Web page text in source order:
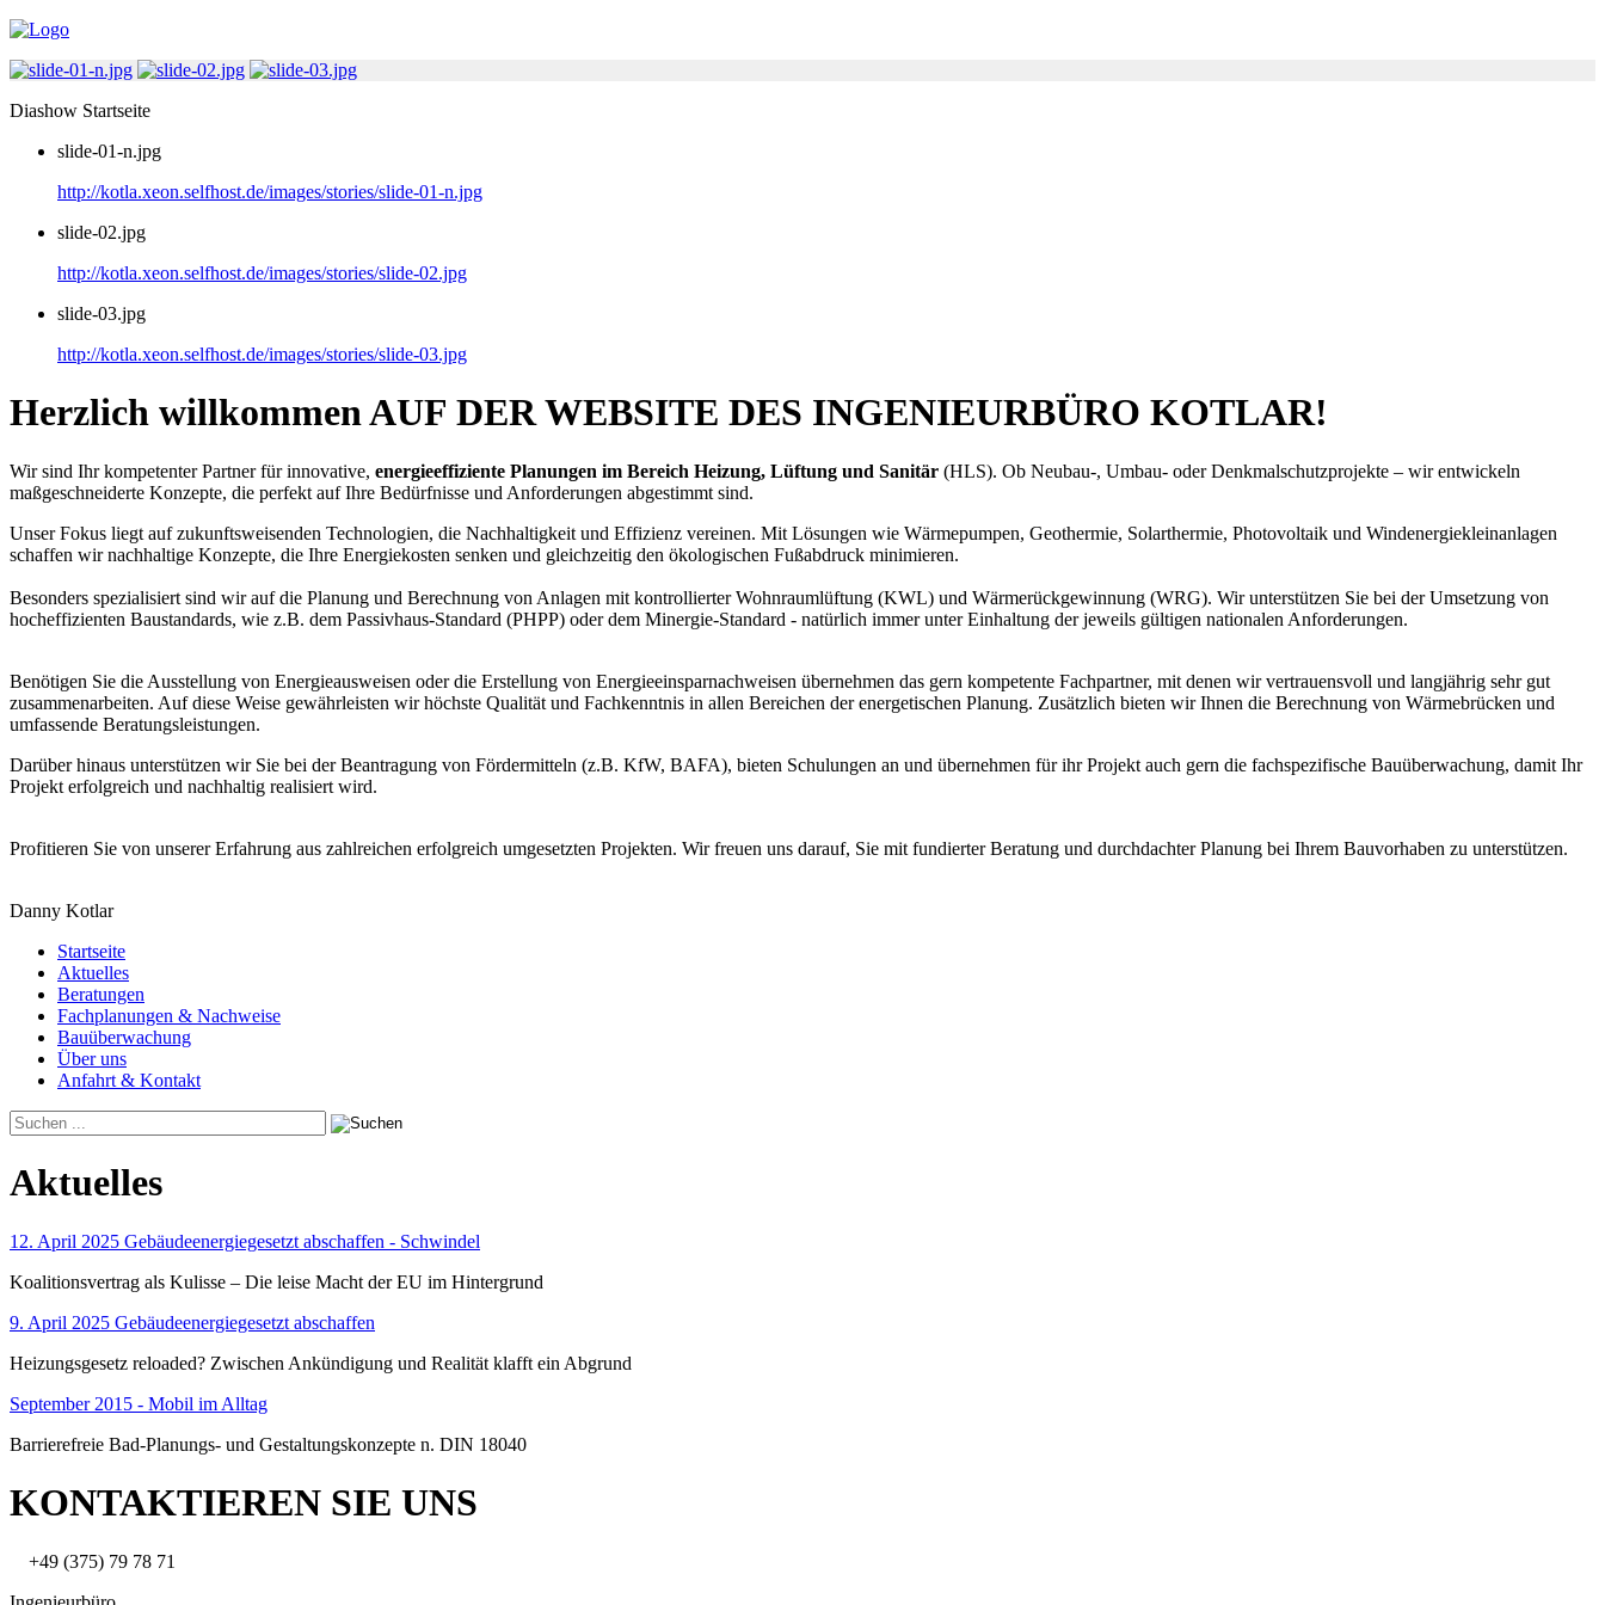
Diashow Startseite
slide-01-n.jpg
http://kotla.xeon.selfhost.de/images/stories/slide-01-n.jpg
slide-02.jpg
http://kotla.xeon.selfhost.de/images/stories/slide-02.jpg
slide-03.jpg
http://kotla.xeon.selfhost.de/images/stories/slide-03.jpg
Herzlich willkommen AUF DER WEBSITE DES INGENIEURBÜRO KOTLAR!
Wir sind Ihr kompetenter Partner für innovative, energieeffiziente Planungen im Bereich Heizung, Lüftung und Sanitär (HLS). Ob Neubau-, Umbau- oder Denkmalschutzprojekte – wir entwickeln
maßgeschneiderte Konzepte, die perfekt auf Ihre Bedürfnisse und Anforderungen abgestimmt sind.
Unser Fokus liegt auf zukunftsweisenden Technologien, die Nachhaltigkeit und Effizienz vereinen. Mit Lösungen wie Wärmepumpen, Geothermie, Solarthermie, Photovoltaik und Windenergiekleinanlagen
schaffen wir nachhaltige Konzepte, die Ihre Energiekosten senken und gleichzeitig den ökologischen Fußabdruck minimieren.
Besonders spezialisiert sind wir auf die Planung und Berechnung von Anlagen mit kontrollierter Wohnraumlüftung (KWL) und Wärmerückgewinnung (WRG). Wir unterstützen Sie bei der Umsetzung von
hocheffizienten Baustandards, wie z.B. dem Passivhaus-Standard (PHPP) oder dem Minergie-Standard - natürlich immer unter Einhaltung der jeweils gültigen nationalen Anforderungen.
Benötigen Sie die Ausstellung von Energieausweisen oder die Erstellung von Energieeinsparnachweisen übernehmen das gern kompetente Fachpartner, mit denen wir vertrauensvoll und langjährig sehr gut
zusammenarbeiten. Auf diese Weise gewährleisten wir höchste Qualität und Fachkenntnis in allen Bereichen der energetischen Planung. Zusätzlich bieten wir Ihnen die Berechnung von Wärmebrücken und
umfassende Beratungsleistungen.
Darüber hinaus unterstützen wir Sie bei der Beantragung von Fördermitteln (z.B. KfW, BAFA), bieten Schulungen an und übernehmen für ihr Projekt auch gern die fachspezifische Bauüberwachung, damit Ihr
Projekt erfolgreich und nachhaltig realisiert wird.
Profitieren Sie von unserer Erfahrung aus zahlreichen erfolgreich umgesetzten Projekten. Wir freuen uns darauf, Sie mit fundierter Beratung und durchdachter Planung bei Ihrem Bauvorhaben zu unterstützen.
Danny Kotlar
Startseite
Aktuelles
Beratungen
Fachplanungen & Nachweise
Bauüberwachung
Über uns
Anfahrt & Kontakt
Aktuelles
12. April 2025 Gebäudeenergiegesetzt abschaffen - Schwindel
Koalitionsvertrag als Kulisse – Die leise Macht der EU im Hintergrund
9. April 2025 Gebäudeenergiegesetzt abschaffen
Heizungsgesetz reloaded? Zwischen Ankündigung und Realität klafft ein Abgrund
September 2015 - Mobil im Alltag
Barrierefreie Bad-Planungs- und Gestaltungskonzepte n. DIN 18040
KONTAKTIEREN SIE UNS
+49 (375) 79 78 71